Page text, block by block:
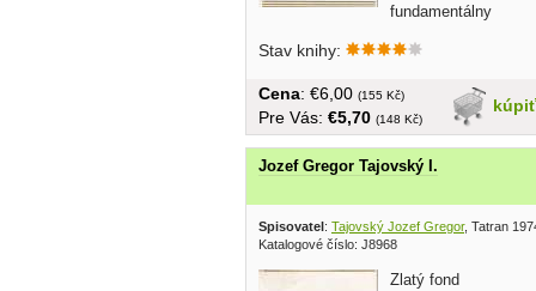
fundamentálny
Stav knihy:
kúpiť
Cena: €6,00 (155 Kč)
Pre Vás: €5,70 (148 Kč)
Jozef Gregor Tajovský I.
Spisovatel : Tajovský Jozef Gregor, Tatran
Katalogové číslo: J8968
Zlatý fond